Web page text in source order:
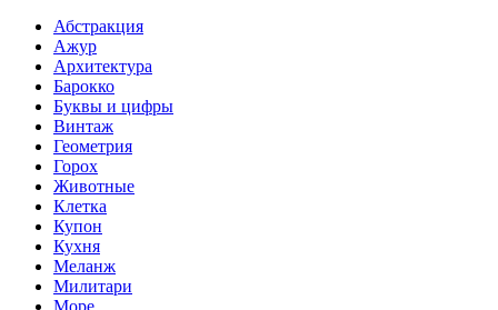
Абстракция
Ажур
Архитектура
Барокко
Буквы и цифры
Винтаж
Геометрия
Горох
Животные
Клетка
Купон
Кухня
Меланж
Милитари